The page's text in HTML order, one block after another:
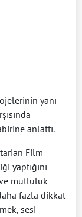
yanı
anlattı.
Film
yaptığını
mutluluk
fazla dikkat
sesi